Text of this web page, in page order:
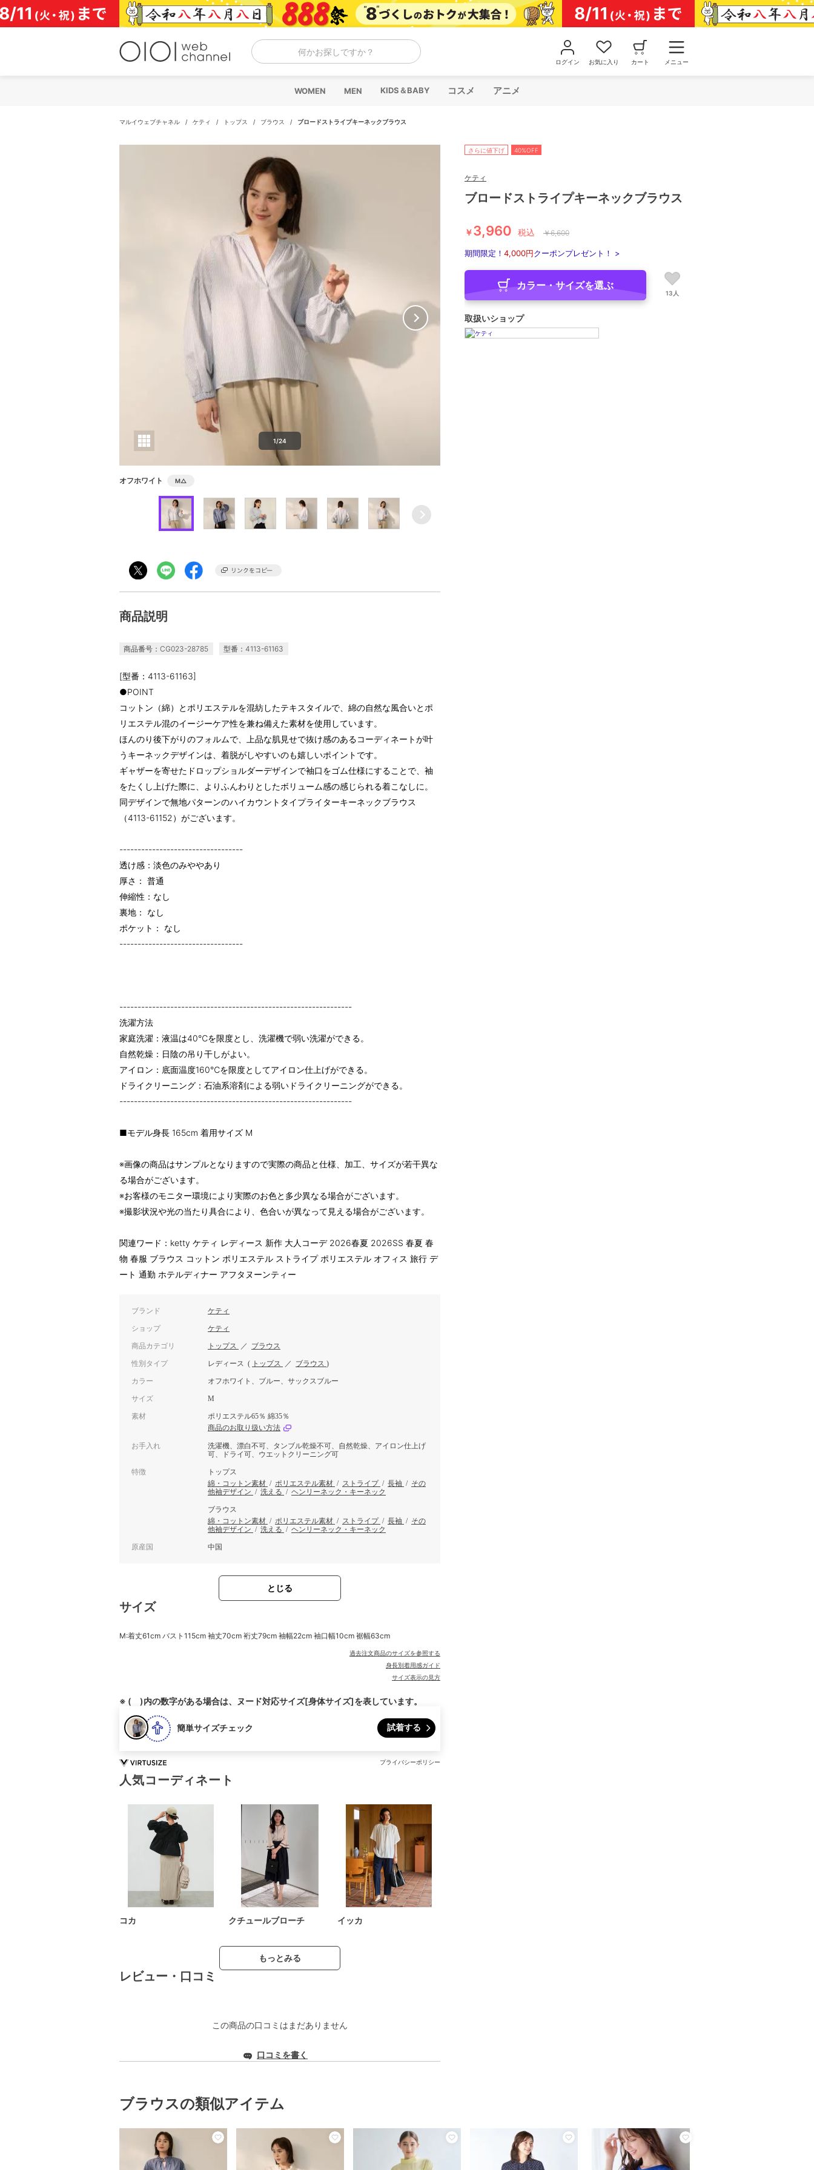
コ
ン
テ
何かお探しですか？
ログイン お気に入り カート メニュー
WOMEN MEN KIDS＆BABY コスメ アニメ
マルイウェブチャネル / ケティ / トップス / ブラウス / ブロードストライプキーネックブラウス
1/24
オフホワイト M△
商品説明
商品番号：CG023-28785 型番：4113-61163
[型番：4113-61163]
●POINT
コットン（綿）とポリエステルを混紡したテキスタイルで、綿の自然な風合いとポ
リエステル混のイージーケア性を兼ね備えた素材を使用しています。
ほんのり後下がりのフォルムで、上品な肌見せで抜け感のあるコーディネートが叶
うキーネックデザインは、着脱がしやすいのも嬉しいポイントです。
ギャザーを寄せたドロップショルダーデザインで袖口をゴム仕様にすることで、袖
をたくし上げた際に、よりふんわりとしたボリューム感の感じられる着こなしに。
同デザインで無地パターンのハイカウントタイプライターキーネックブラウス
（4113-61152）がございます。
----------------------------------
透け感：淡色のみややあり
厚さ： 普通
伸縮性：なし
裏地： なし
ポケット： なし
----------------------------------
----------------------------------------------------------------
洗濯方法
家庭洗濯：液温は40℃を限度とし、洗濯機で弱い洗濯ができる。
自然乾燥：日陰の吊り干しがよい。
アイロン：底面温度160℃を限度としてアイロン仕上げができる。
ドライクリーニング：石油系溶剤による弱いドライクリーニングができる。
----------------------------------------------------------------
■モデル身長 165cm 着用サイズ M
※画像の商品はサンプルとなりますので実際の商品と仕様、加工、サイズが若干異な
る場合がございます。
※お客様のモニター環境により実際のお色と多少異なる場合がございます。
※撮影状況や光の当たり具合により、色合いが異なって見える場合がございます。
関連ワード：ketty ケティ レディース 新作 大人コーデ 2026春夏 2026SS 春夏 春
物 春服 ブラウス コットン ポリエステル ストライプ ポリエステル オフィス 旅行 デ
ート 通勤 ホテルディナー アフタヌーンティー
ブランド ケティ
ショップ ケティ
商品カテゴリ トップス ／ ブラウス
性別タイプ レディース ( トップス ／ ブラウス )
カラー オフホワイト、ブルー、サックスブルー
サイズ M
素材
ポリエステル65％ 綿35％
商品のお取り扱い方法
お手入れ
洗濯機、漂白不可、タンブル乾燥不可、自然乾燥、アイロン仕上げ
可、ドライ可、ウエットクリーニング可
特徴
トップス
綿・コットン素材 / ポリエステル素材 / ストライプ / 長袖 / その
他袖デザイン / 洗える / ヘンリーネック・キーネック
ブラウス
綿・コットン素材 / ポリエステル素材 / ストライプ / 長袖 / その
他袖デザイン / 洗える / ヘンリーネック・キーネック
原産国 中国
とじる
サイズ
M:着丈61cm バスト115cm 袖丈70cm 裄丈79cm 袖幅22cm 袖口幅10cm 裾幅63cm
過去注文商品のサイズを参照する
身長別着用感ガイド
サイズ表示の見方
※ ( )内の数字がある場合は、ヌード対応サイズ[身体サイズ]を表しています。
簡単サイズチェック 試着する
プライバシーポリシー
人気コーディネート
コカ クチュールブローチ イッカ
もっとみる
レビュー・口コミ
この商品の口コミはまだありません
口コミを書く
さらに値下げ 40%OFF
ケティ
ブロードストライプキーネックブラウス
￥3,960 税込 ￥6,600
期間限定！ 4,000円クーポンプレゼント！ >
カラー・サイズを選ぶ
13人
取扱いショップ
ブラウスの類似アイテム